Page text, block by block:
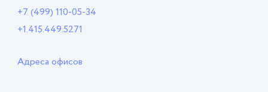
+7 (499) 110-05-34
+1.415.449.5271
Адреса офисов